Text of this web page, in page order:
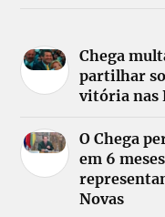
Chega
partilhar
vitória nas
O Chega
em 6
Novas